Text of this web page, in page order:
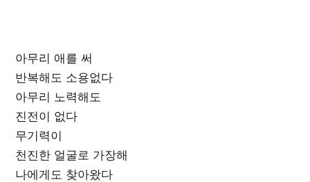
아무리 애를 써
반복해도 소용없다
아무리 노력해도
진전이 없다
무기력이
천진한 얼굴로 가장해
나에게도 찾아왔다